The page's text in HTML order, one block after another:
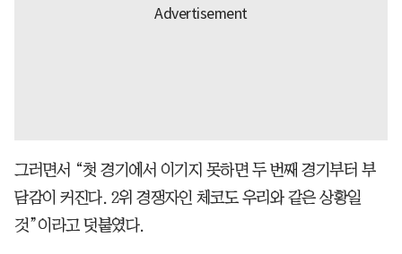
그러면서 “첫 경기에서 이기지 못하면 두 번째 경기부터 부
담감이 커진다. 2위 경쟁자인 체코도 우리와 같은 상황일
것”이라고 덧붙였다.